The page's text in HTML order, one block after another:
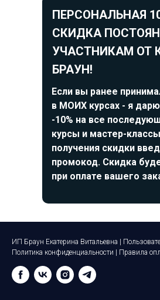
ПЕРСОНАЛЬНАЯ
СКИДКА
УЧАСТНИКАМ ОТ
БРАУН!
Если вы ранее
в МОИХ курсах - я
-10% на все
курсы и мастер-
получения скидки
промокод. Скидка
при оплате вашего
ИП Браун Екатерина Витальевна |
Политика конфиденциальности
Правила